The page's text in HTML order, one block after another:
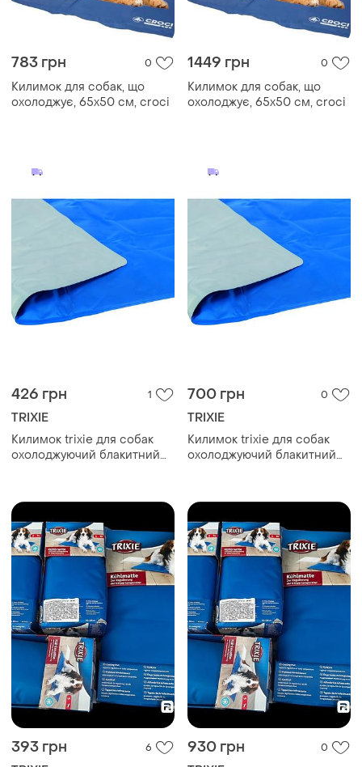
783 грн 0
Килимок для собак, що
охолоджує, 65х50 см, croci
1449 грн 0
Килимок для собак, що
охолоджує, 65х50 см, croci
426 грн 1
TRIXIE
Килимок trixie для собак
охолоджуючий блакитний
700 грн 0
TRIXIE
Килимок trixie для собак
охолоджуючий блакитний
393 грн 6 930 грн 0